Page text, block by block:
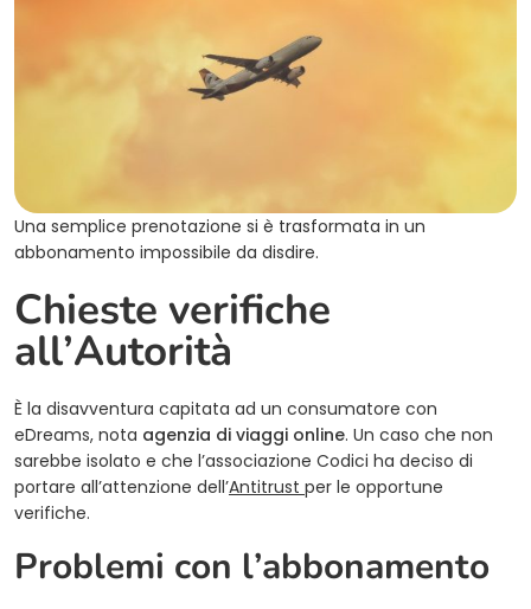
Una semplice prenotazione si è trasformata in un
abbonamento impossibile da disdire.
Chieste verifiche
all’Autorità
È la disavventura capitata ad un consumatore con
eDreams, nota agenzia di viaggi online. Un caso che non
sarebbe isolato e che l’associazione Codici ha deciso di
portare all’attenzione dell’Antitrust (opens in a new tab)
per le opportune
verifiche.
Problemi con l’abbonamento